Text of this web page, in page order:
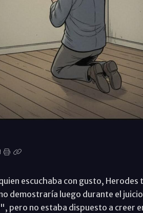
escuchaba con gusto, Herodes
demostraría luego durante el
pero no estaba dispuesto a creer